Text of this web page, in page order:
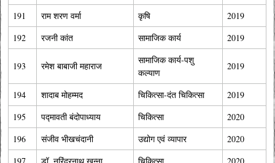
191
राम शरण वर्मा कृषि
2019
192
रजनी कांत सामाजिक कार्य 2019
193 रमेश बाबाजी महाराज
सामाजिक कार्य-पशु
कल्याण
2019
194 शादाब मोहम्मद चिकित्सा-दंत चिकित्सा
2019
195
पद्मावती बंदोपाध्याय चिकित्सा
2020
196
संजीव भीखचंदानी उद्योग एवं व्यापार
2020